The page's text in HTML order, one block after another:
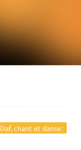
Daf, chant et danse: